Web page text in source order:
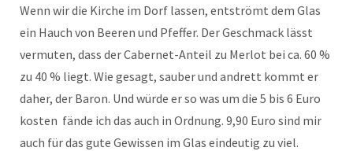
Wenn wir die Kirche im Dorf lassen, entströmt dem Glas
ein Hauch von Beeren und Pfeffer. Der Geschmack lässt
vermuten, dass der Cabernet-Anteil zu Merlot bei ca. 60 %
zu 40 % liegt. Wie gesagt, sauber und andrett kommt er
daher, der Baron. Und würde er so was um die 5 bis 6 Euro
kosten fände ich das auch in Ordnung. 9,90 Euro sind mir
auch für das gute Gewissen im Glas eindeutig zu viel.